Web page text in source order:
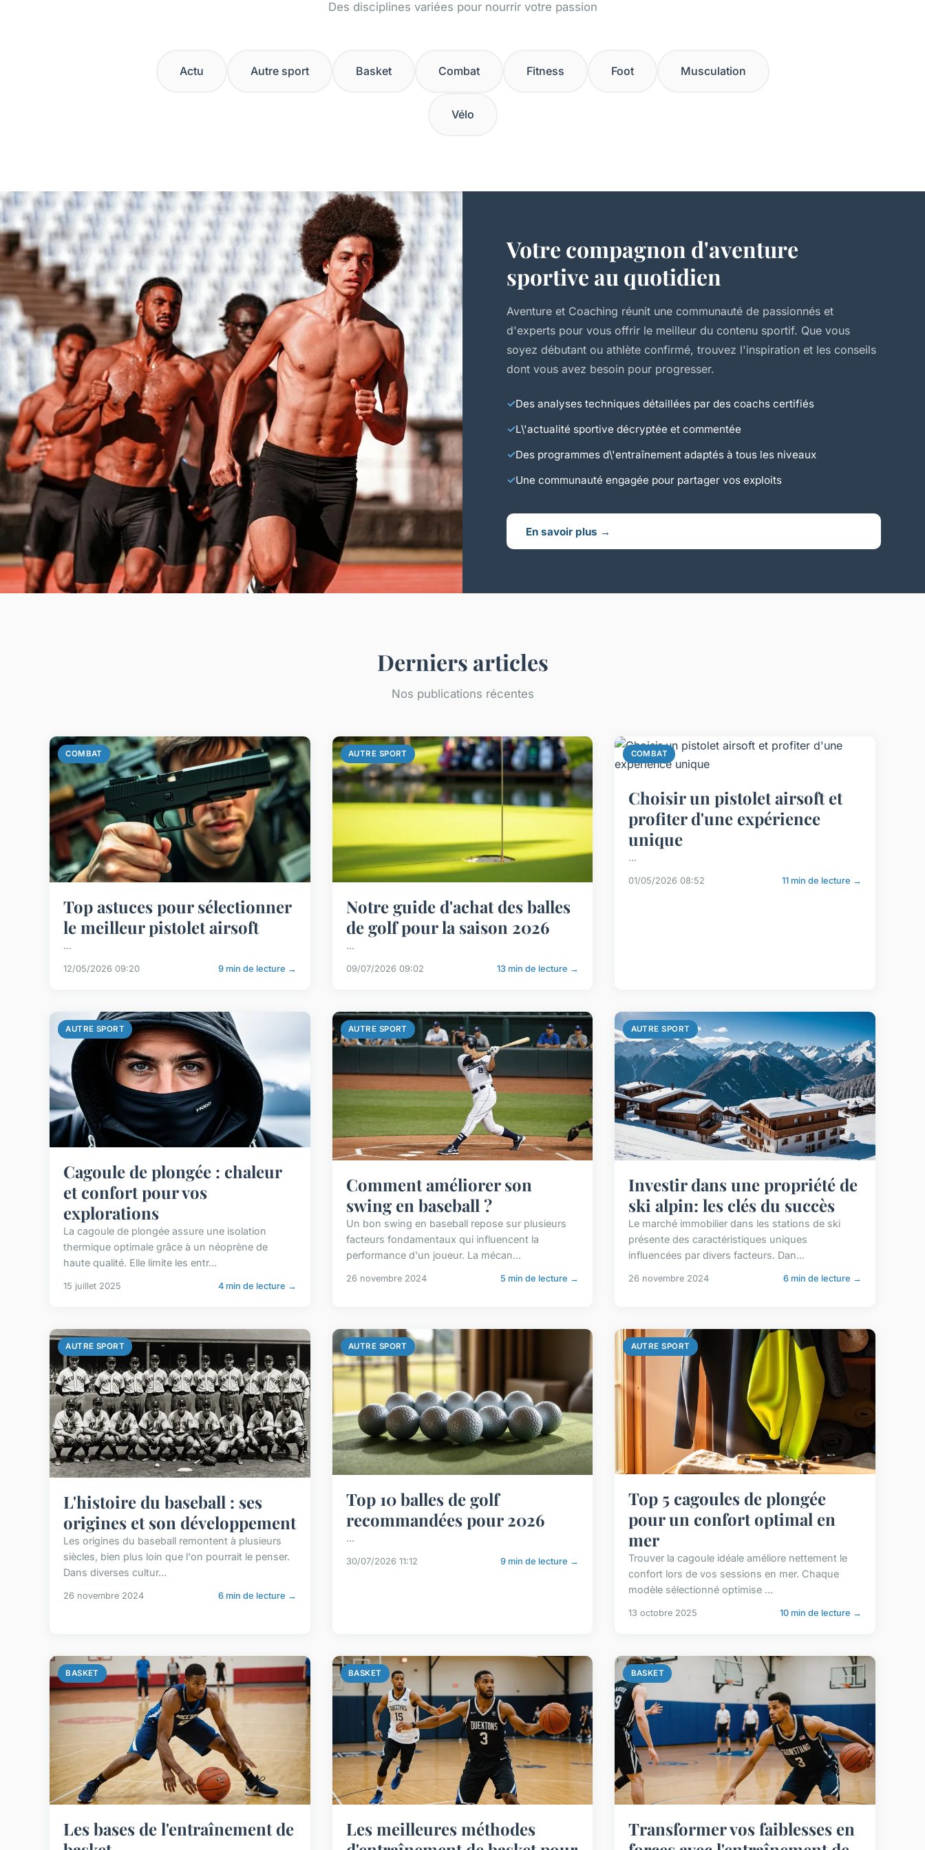
Des disciplines variées pour nourrir votre passion
Actu Autre sport Basket Combat Fitness Foot Musculation
Vélo
Votre compagnon d'aventure
sportive au quotidien
Aventure et Coaching réunit une communauté de passionnés et
d'experts pour vous offrir le meilleur du contenu sportif. Que vous
soyez débutant ou athlète confirmé, trouvez l'inspiration et les conseils
dont vous avez besoin pour progresser.
Des analyses techniques détaillées par des coachs certifiés
L\'actualité sportive décryptée et commentée
Des programmes d\'entraînement adaptés à tous les niveaux
Une communauté engagée pour partager vos exploits
En savoir plus →
Derniers articles
Nos publications récentes
COMBAT
Top astuces pour sélectionner
le meilleur pistolet airsoft
...
12/05/2026 09:20 9 min de lecture →
AUTRE SPORT
Notre guide d'achat des balles
de golf pour la saison 2026
...
09/07/2026 09:02 13 min de lecture →
COMBAT
Choisir un pistolet airsoft et
profiter d'une expérience
unique
...
01/05/2026 08:52 11 min de lecture →
AUTRE SPORT
Cagoule de plongée : chaleur
et confort pour vos
explorations
La cagoule de plongée assure une isolation
thermique optimale grâce à un néoprène de
haute qualité. Elle limite les entr...
15 juillet 2025 4 min de lecture →
AUTRE SPORT
Comment améliorer son
swing en baseball ?
Un bon swing en baseball repose sur plusieurs
facteurs fondamentaux qui influencent la
performance d'un joueur. La mécan...
26 novembre 2024 5 min de lecture →
AUTRE SPORT
Investir dans une propriété de
ski alpin: les clés du succès
Le marché immobilier dans les stations de ski
présente des caractéristiques uniques
influencées par divers facteurs. Dan...
26 novembre 2024 6 min de lecture →
AUTRE SPORT
L'histoire du baseball : ses
origines et son développement
Les origines du baseball remontent à plusieurs
siècles, bien plus loin que l'on pourrait le penser.
Dans diverses cultur...
26 novembre 2024 6 min de lecture →
AUTRE SPORT
Top 10 balles de golf
recommandées pour 2026
...
30/07/2026 11:12 9 min de lecture →
AUTRE SPORT
Top 5 cagoules de plongée
pour un confort optimal en
mer
Trouver la cagoule idéale améliore nettement le
confort lors de vos sessions en mer. Chaque
modèle sélectionné optimise ...
13 octobre 2025 10 min de lecture →
BASKET
Les bases de l'entraînement de
BASKET
Les meilleures méthodes
BASKET
Transformer vos faiblesses en